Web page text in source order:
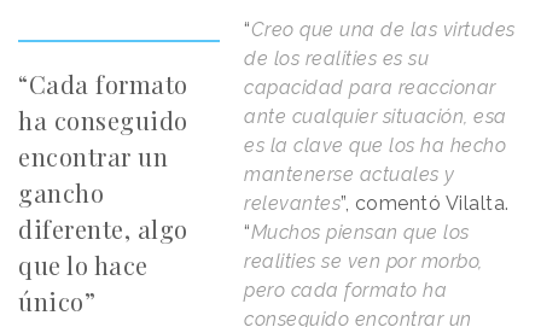
“Cada formato
ha conseguido
encontrar un
gancho
diferente, algo
que lo hace
único”
“Creo que una de las virtudes
de los realities es su
capacidad para reaccionar
ante cualquier situación, esa
es la clave que los ha hecho
mantenerse actuales y
relevantes”, comentó Vilalta.
“Muchos piensan que los
realities se ven por morbo,
pero cada formato ha
conseguido encontrar un